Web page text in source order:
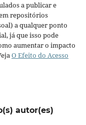
a publicar e
repositórios
a qualquer ponto
já que isso pode
aumentar o impacto
O Efeito do Acesso
autor(es)